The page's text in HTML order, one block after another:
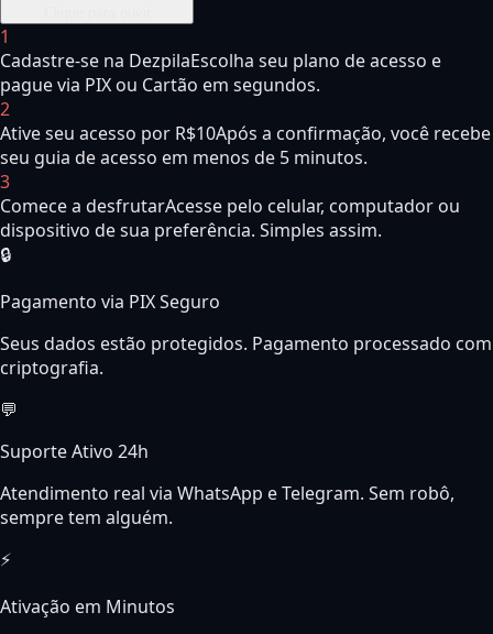
1
Cadastre-se na DezpilaEscolha seu plano de acesso e
pague via PIX ou Cartão em segundos.
2
Ative seu acesso por R$10Após a confirmação, você recebe
seu guia de acesso em menos de 5 minutos.
3
Comece a desfrutarAcesse pelo celular, computador ou
dispositivo de sua preferência. Simples assim.
🔒
Pagamento via PIX Seguro
Seus dados estão protegidos. Pagamento processado com
criptografia.
💬
Suporte Ativo 24h
Atendimento real via WhatsApp e Telegram. Sem robô,
sempre tem alguém.
⚡
Ativação em Minutos